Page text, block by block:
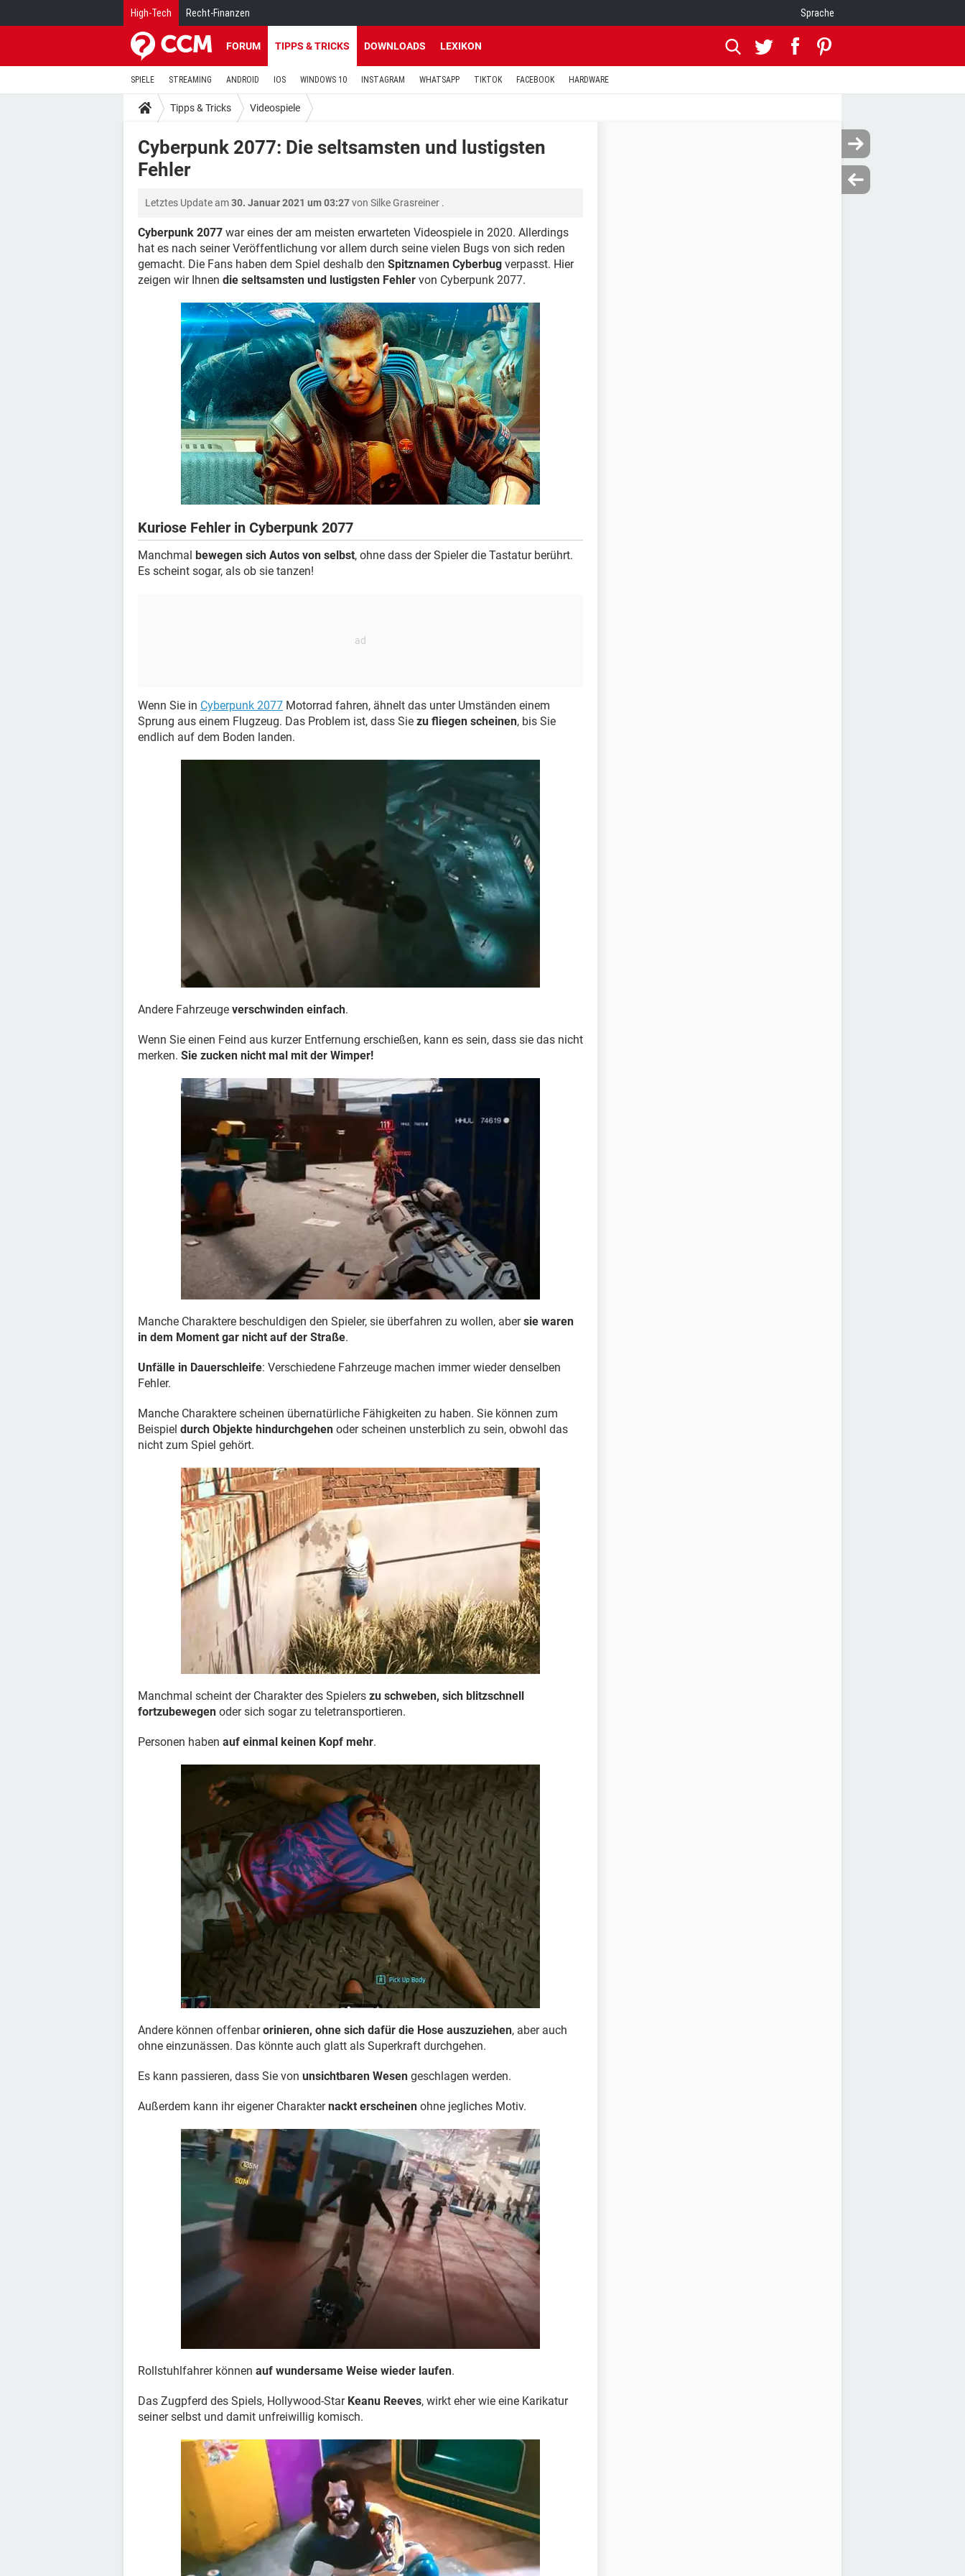
High-Tech Recht-Finanzen Sprache
FORUM TIPPS & TRICKS DOWNLOADS LEXIKON
SPIELE STREAMING ANDROID IOS WINDOWS 10 INSTAGRAM WHATSAPP TIKTOK FACEBOOK HARDWARE
Tipps & Tricks Videospiele
Cyberpunk 2077: Die seltsamsten und lustigsten
Fehler
Letztes Update am30. Januar 2021 um 03:27von Silke Grasreiner .
Cyberpunk 2077 war eines der am meisten erwarteten Videospiele in 2020. Allerdings
hat es nach seiner Veröffentlichung vor allem durch seine vielen Bugs von sich reden
gemacht. Die Fans haben dem Spiel deshalb den Spitznamen Cyberbug verpasst. Hier
zeigen wir Ihnen die seltsamsten und lustigsten Fehler von Cyberpunk 2077.
Kuriose Fehler in Cyberpunk 2077
Manchmal bewegen sich Autos von selbst, ohne dass der Spieler die Tastatur berührt.
Es scheint sogar, als ob sie tanzen!
Wenn Sie in Cyberpunk 2077 Motorrad fahren, ähnelt das unter Umständen einem
Sprung aus einem Flugzeug. Das Problem ist, dass Sie zu fliegen scheinen, bis Sie
endlich auf dem Boden landen.
Andere Fahrzeuge verschwinden einfach.
Wenn Sie einen Feind aus kurzer Entfernung erschießen, kann es sein, dass sie das nicht
merken. Sie zucken nicht mal mit der Wimper!
Manche Charaktere beschuldigen den Spieler, sie überfahren zu wollen, abersie waren
in dem Moment gar nicht auf der Straße.
Unfälle in Dauerschleife: Verschiedene Fahrzeuge machen immer wieder denselben
Fehler.
Manche Charaktere scheinen übernatürliche Fähigkeiten zu haben. Sie können zum
Beispiel durch Objekte hindurchgehen oder scheinen unsterblich zu sein, obwohl das
nicht zum Spiel gehört.
Manchmal scheint der Charakter des Spielers zu schweben, sich blitzschnell
fortzubewegen oder sich sogar zu teletransportieren.
Personen haben auf einmal keinen Kopf mehr.
Andere können offenbarorinieren, ohne sich dafür die Hose auszuziehen, aber auch
ohne einzunässen. Das könnte auch glatt als Superkraft durchgehen.
Es kann passieren, dass Sie von unsichtbaren Wesen geschlagen werden.
Außerdem kann ihr eigener Charakternackt erscheinen ohne jegliches Motiv.
Rollstuhlfahrer können auf wundersame Weise wieder laufen.
Das Zugpferd des Spiels, Hollywood-Star Keanu Reeves, wirkt eher wie eine Karikatur
seiner selbst und damit unfreiwillig komisch.